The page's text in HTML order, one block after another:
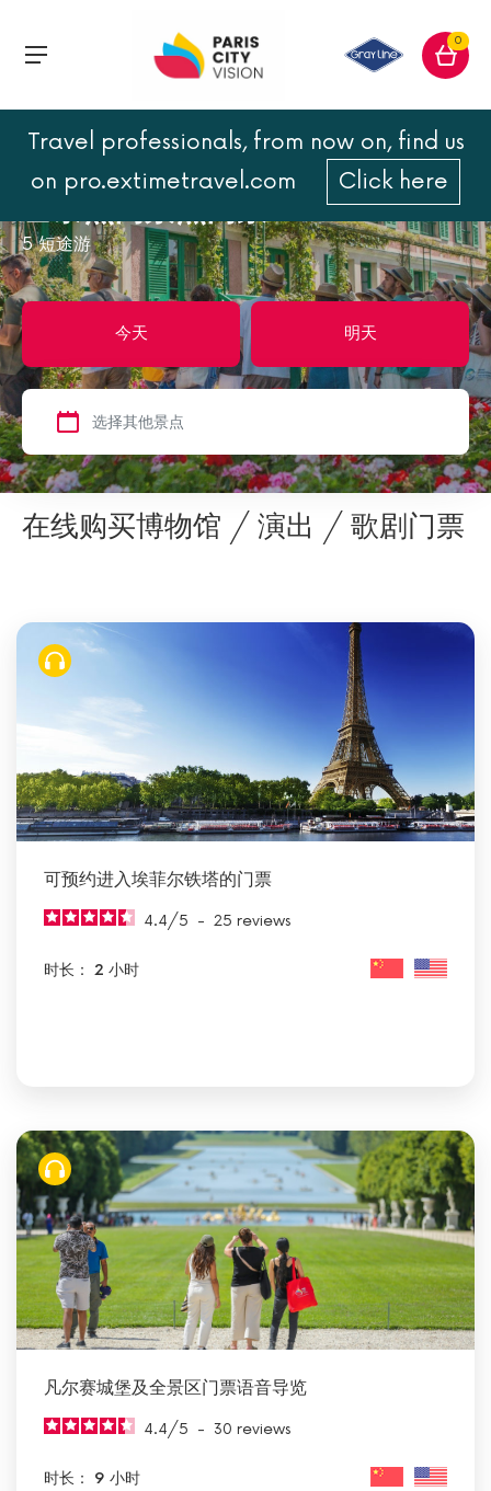
0
Travel professionals, from now on, find us
on pro.extimetravel.com
Click here
巴黎热门景点门票
5 短途游
今天 明天
在线购买博物馆 / 演出 / 歌剧门票
可预约进入埃菲尔铁塔的门票
4.4/5 - 25 reviews
时长： 2 小时
凡尔赛城堡及全景区门票语音导览
4.4/5 - 30 reviews
时长： 9 小时